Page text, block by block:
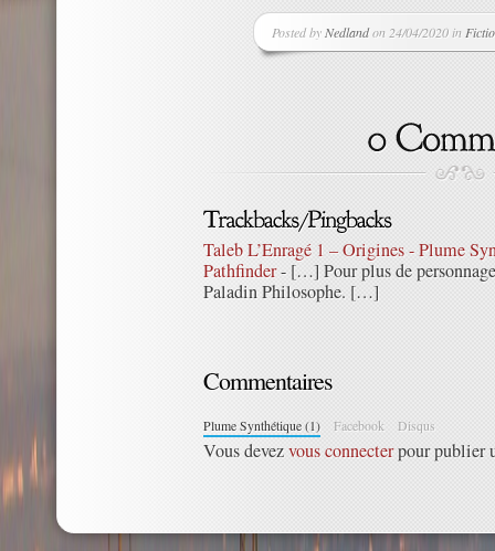
Posted byNedlandon 24/04/2020 in
Taleb L’Enragé 1 – Origines - Plume
Pathfinder- […] Pour plus de
Paladin Philosophe. […]
Commentaires
Plume Synthétique (1) Facebook Disqus
Vous devezvous connecterpour publier